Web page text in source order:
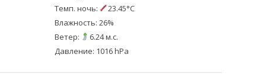
Темп. ночь:
23.45°C
Влажность: 26%
Ветер:
6.24 м.с.
Давление: 1016 hPa